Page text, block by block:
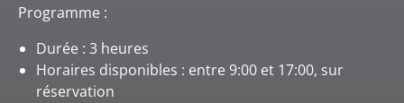
Programme :
Durée : 3 heures
Horaires disponibles : entre 9:00 et 17:00, sur
réservation